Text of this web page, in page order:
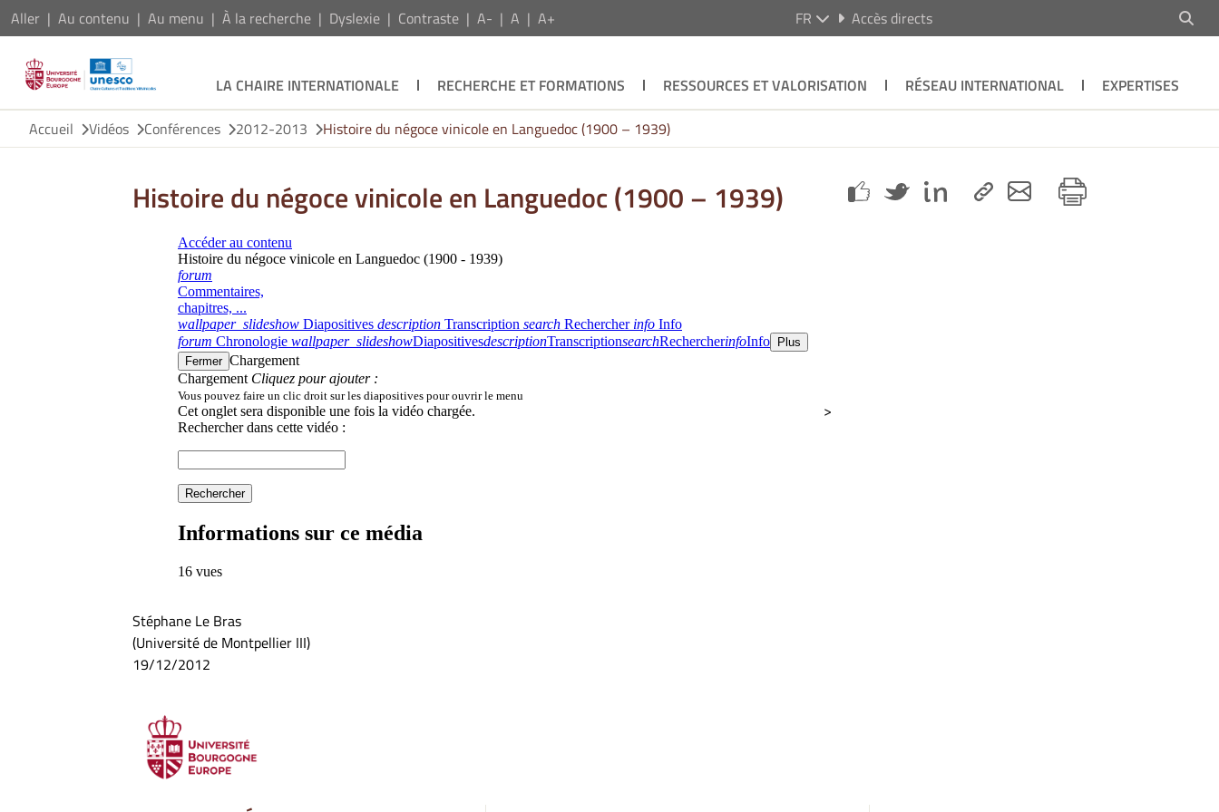
Aller Au contenu Au menu À la recherche Dyslexie Contraste A- A A+ FR Accès directs
LA CHAIRE INTERNATIONALE RECHERCHE ET FORMATIONS RESSOURCES ET VALORISATION RÉSEAU INTERNATIONAL
EXPERTISES
Accueil
Vidéos Conférences 2012-2013 Histoire du négoce vinicole en Languedoc (1900 – 1939)
Histoire du négoce vinicole en Languedoc (1900 – 1939)
>
Stéphane Le Bras
(Université de Montpellier III)
19/12/2012